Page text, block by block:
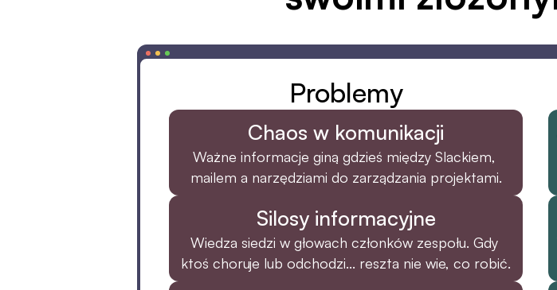
Problemy
Chaos w komunikacji
Ważne informacje giną gdzieś między Slackiem,
mailem a narzędziami do zarządzania projektami.
Silosy informacyjne
Wiedza siedzi w głowach członków zespołu. Gdy
ktoś choruje lub odchodzi... reszta nie wie, co robić.